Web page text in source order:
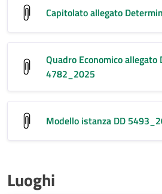
Capitolato allegato
Quadro Economico allegato
4782_2025
Modello istanza DD
Luoghi